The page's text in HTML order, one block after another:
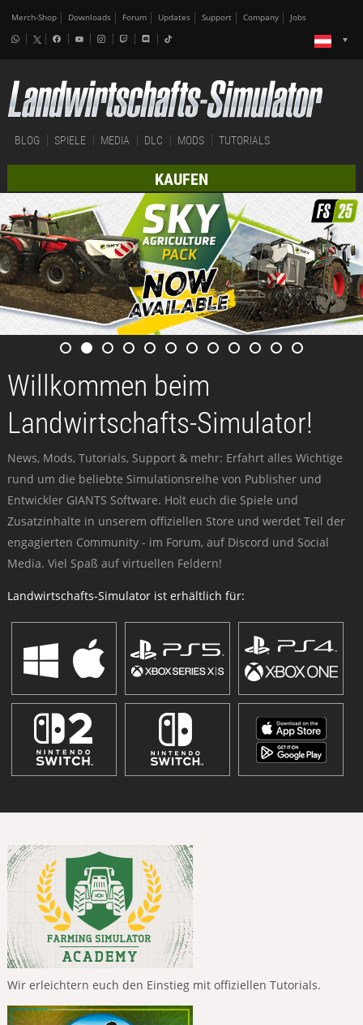
Merch-Shop Downloads Forum Updates Support Company Jobs
BLOG SPIELE MEDIA DLC MODS TUTORIALS
KAUFEN
Willkommen beim
Landwirtschafts-Simulator!
News, Mods, Tutorials, Support & mehr: Erfahrt alles Wichtige
rund um die beliebte Simulationsreihe von Publisher und
Entwickler GIANTS Software. Holt euch die Spiele und
Zusatzinhalte in unserem offiziellen Store und werdet Teil der
engagierten Community - im Forum, auf Discord und Social
Media. Viel Spaß auf virtuellen Feldern!
Landwirtschafts-Simulator ist erhältlich für:
Wir erleichtern euch den Einstieg mit offiziellen Tutorials.